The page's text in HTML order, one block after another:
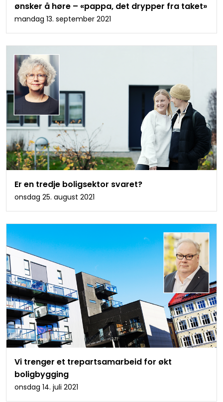
ønsker å høre – «pappa, det drypper fra taket»
mandag 13. september 2021
Er en tredje boligsektor svaret?
onsdag 25. august 2021
Vi trenger et trepartsamarbeid for økt
boligbygging
onsdag 14. juli 2021